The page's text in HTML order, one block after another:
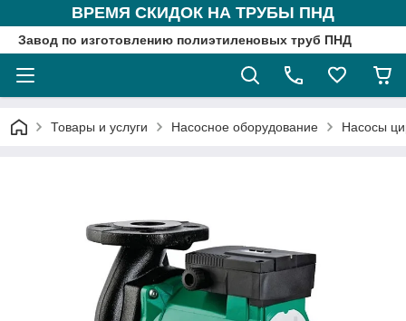
ВРЕМЯ СКИДОК НА ТРУБЫ ПНД
Завод по изготовлению полиэтиленовых труб ПНД
Товары и услуги Насосное оборудование Насосы